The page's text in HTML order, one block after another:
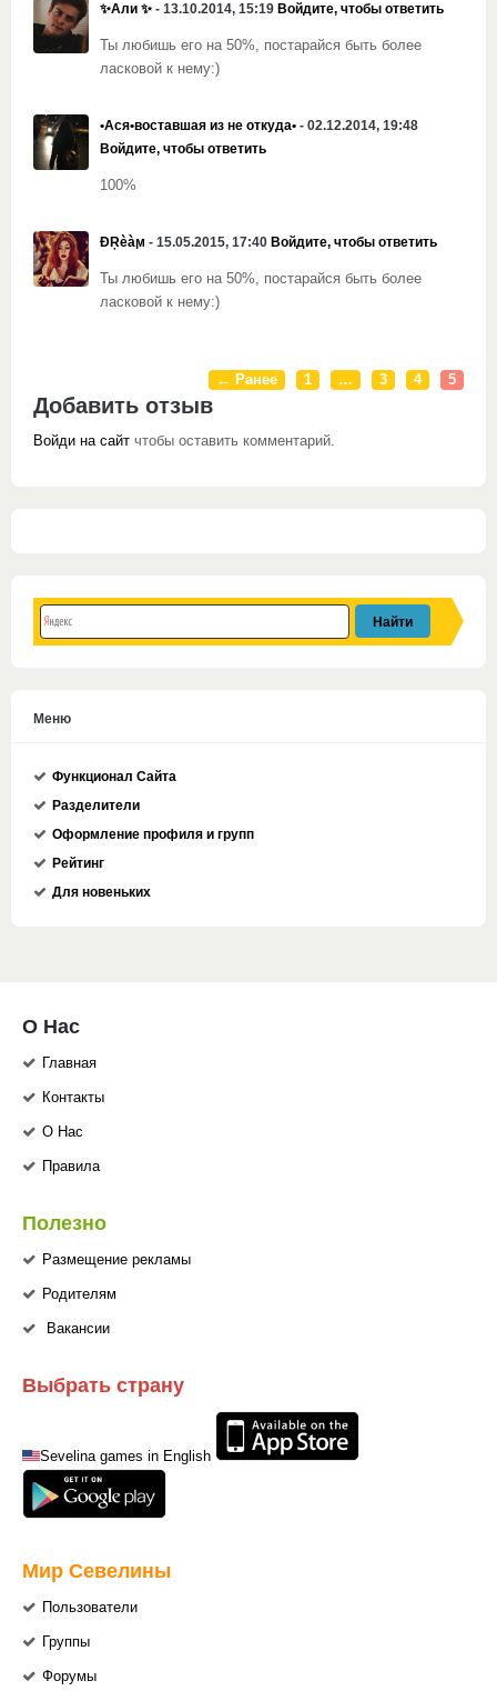
✨Али ✨ - 13.10.2014, 15:19 Войдите, чтобы ответить
Ты любишь его на 50%, постарайся быть более
ласковой к нему:)
•Ася•воставшая из не откуда• - 02.12.2014, 19:48
Войдите, чтобы ответить
100%
ĐŖèàϻ - 15.05.2015, 17:40 Войдите, чтобы ответить
Ты любишь его на 50%, постарайся быть более
ласковой к нему:)
← Ранее 1 … 3 4 5
Добавить отзыв
Войди на сайт чтобы оставить комментарий.
Меню
Функционал Сайта
Разделители
Оформление профиля и групп
Рейтинг
Для новеньких
О Нас
Главная
Контакты
О Нас
Правила
Полезно
Размещение рекламы
Родителям
Вакансии
Выбрать страну
Sevelina games in English
Мир Севелины
Пользователи
Группы
Форумы